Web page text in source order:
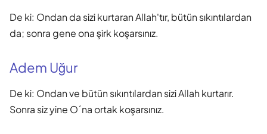
De ki: Ondan da sizi kurtaran Allah'tır, bütün sıkıntılardan
da; sonra gene ona şirk koşarsınız.
Adem Uğur
De ki: Ondan ve bütün sıkıntılardan sizi Allah kurtarır.
Sonra siz yine O´na ortak koşarsınız.